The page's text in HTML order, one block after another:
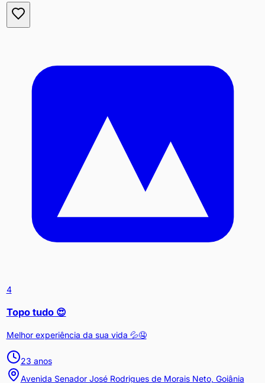
4
Topo tudo 😍
Melhor experiência da sua vida 💦🤤
23 anos
Avenida Senador José Rodrigues de Morais Neto, Goiânia